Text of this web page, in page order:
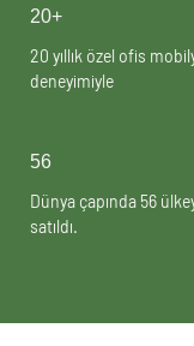
20+
20 yıllık özel ofis
deneyimiyle
56
Dünya çapında 56
satıldı.